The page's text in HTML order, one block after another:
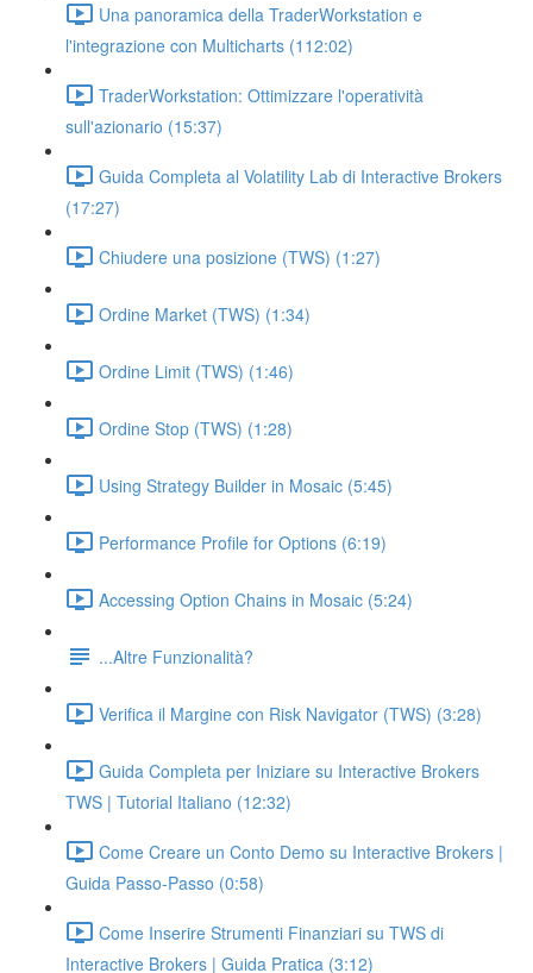
Una panoramica della TraderWorkstation e
l'integrazione con Multicharts (112:02)
TraderWorkstation: Ottimizzare l'operatività
sull'azionario (15:37)
Guida Completa al Volatility Lab di Interactive Brokers
(17:27)
Chiudere una posizione (TWS) (1:27)
Ordine Market (TWS) (1:34)
Ordine Limit (TWS) (1:46)
Ordine Stop (TWS) (1:28)
Using Strategy Builder in Mosaic (5:45)
Performance Profile for Options (6:19)
Accessing Option Chains in Mosaic (5:24)
...Altre Funzionalità?
Verifica il Margine con Risk Navigator (TWS) (3:28)
Guida Completa per Iniziare su Interactive Brokers
TWS | Tutorial Italiano (12:32)
Come Creare un Conto Demo su Interactive Brokers |
Guida Passo-Passo (0:58)
Come Inserire Strumenti Finanziari su TWS di
Interactive Brokers | Guida Pratica (3:12)